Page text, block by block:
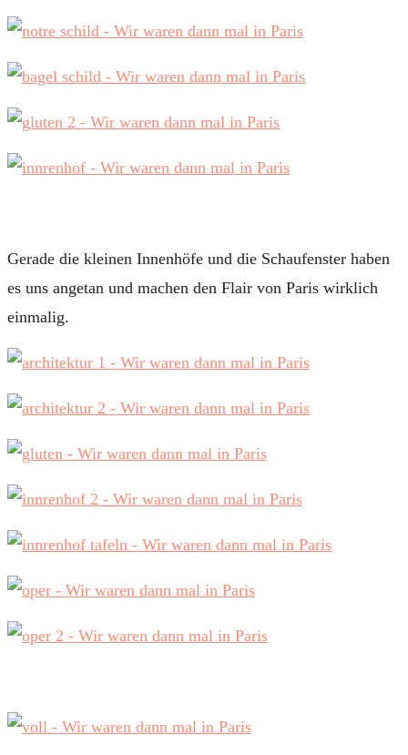
Gerade die kleinen Innenhöfe und die Schaufenster haben
es uns angetan und machen den Flair von Paris wirklich
einmalig.